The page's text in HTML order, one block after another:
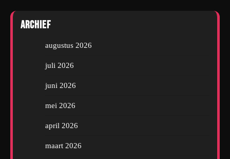
Archief
augustus 2026
juli 2026
juni 2026
mei 2026
april 2026
maart 2026